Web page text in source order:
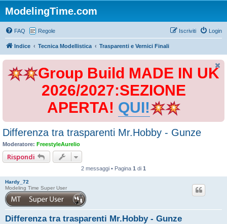
ModelingTime.com
FAQ Regole Login
Iscriviti
Indice Tecnica Modellistica Trasparenti e Vernici Finali
Group Build MADE IN UK
2026/2027:SEZIONE
APERTA! QUI!
Differenza tra trasparenti Mr.Hobby - Gunze
Moderatore: FreestyleAurelio
Rispondi
2 messaggi • Pagina 1 di 1
Hardy_72
Modeling Time Super User
Differenza tra trasparenti Mr.Hobby - Gunze